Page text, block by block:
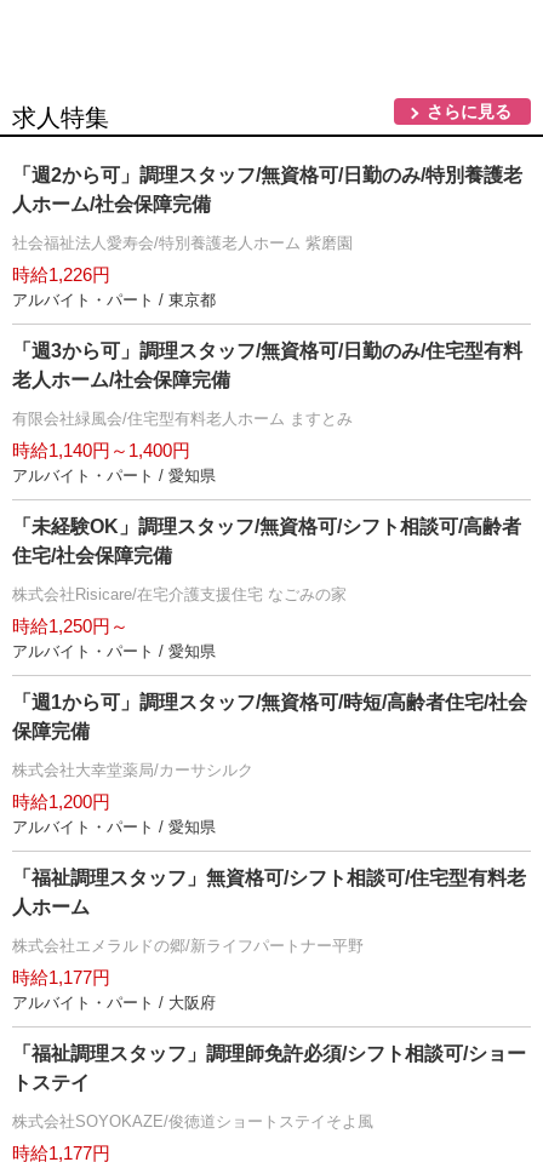
求人特集 さらに見る
「週2から可」調理スタッフ/無資格可/日勤のみ/特別養護老
人ホーム/社会保障完備
社会福祉法人愛寿会/特別養護老人ホーム 紫磨園
時給1,226円
アルバイト・パート / 東京都
「週3から可」調理スタッフ/無資格可/日勤のみ/住宅型有料
老人ホーム/社会保障完備
有限会社緑風会/住宅型有料老人ホーム ますとみ
時給1,140円～1,400円
アルバイト・パート / 愛知県
「未経験OK」調理スタッフ/無資格可/シフト相談可/高齢者
住宅/社会保障完備
株式会社Risicare/在宅介護支援住宅 なごみの家
時給1,250円～
アルバイト・パート / 愛知県
「週1から可」調理スタッフ/無資格可/時短/高齢者住宅/社会
保障完備
株式会社大幸堂薬局/カーサシルク
時給1,200円
アルバイト・パート / 愛知県
「福祉調理スタッフ」無資格可/シフト相談可/住宅型有料老
人ホーム
株式会社エメラルドの郷/新ライフパートナー平野
時給1,177円
アルバイト・パート / 大阪府
「福祉調理スタッフ」調理師免許必須/シフト相談可/ショー
トステイ
株式会社SOYOKAZE/俊徳道ショートステイそよ風
時給1,177円